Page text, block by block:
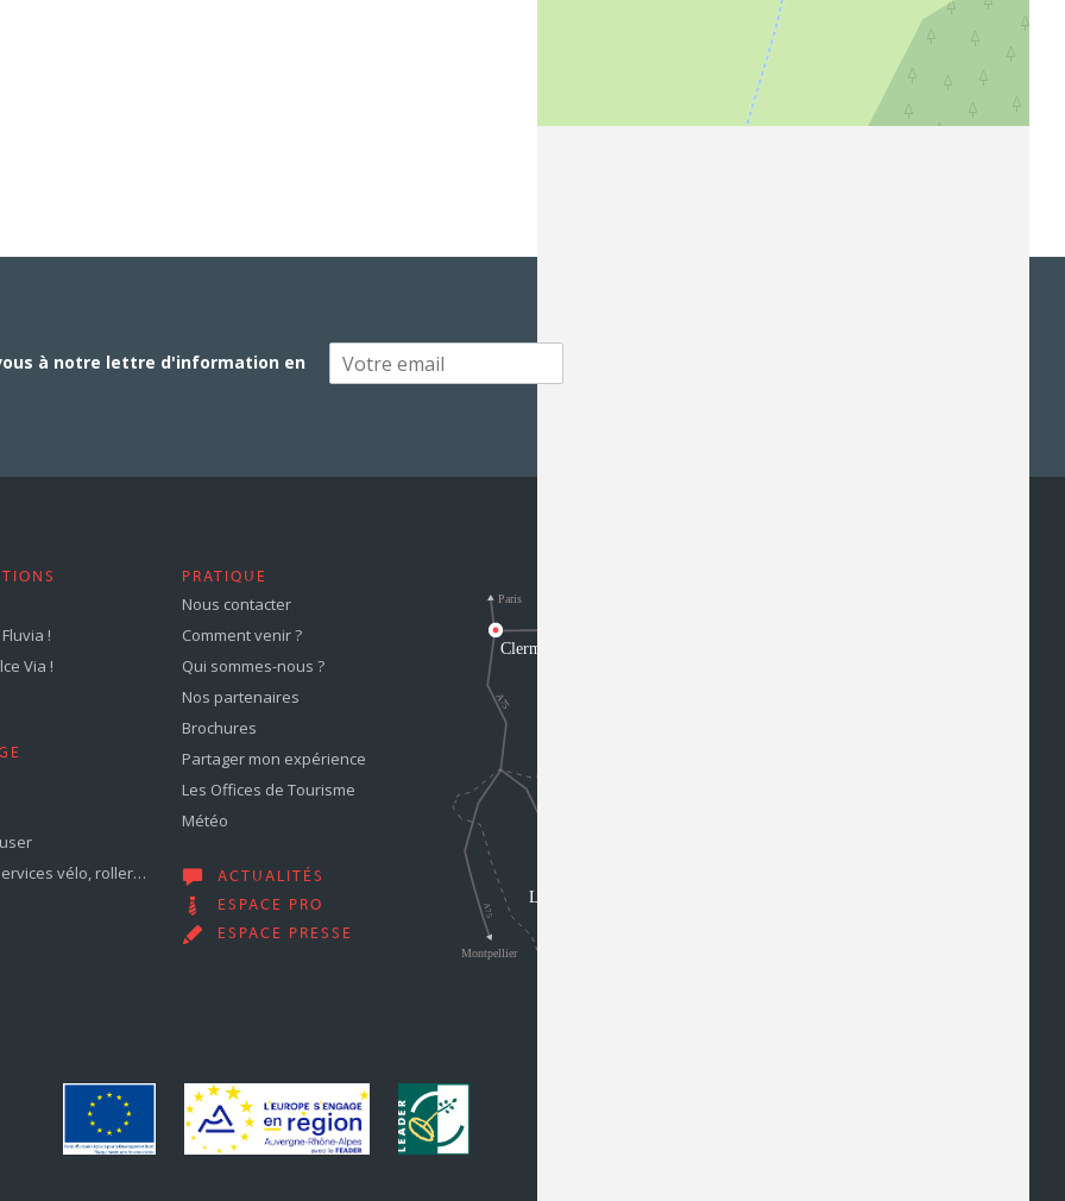
à notre lettre d'information en
!
Via !
vélo, roller…
PRATIQUE
Nous contacter
Comment venir ?
Qui sommes-nous ?
Nos partenaires
Brochures
Partager mon expérience
Les Offices de Tourisme
Météo
ACTUALITÉS
ESPACE PRO
ESPACE PRESSE